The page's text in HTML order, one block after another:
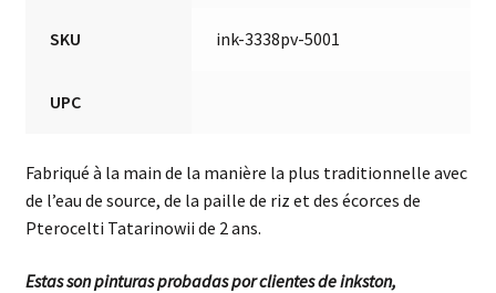
SKU ink-3338pv-5001
UPC
Fabriqué à la main de la manière la plus traditionnelle avec
de l’eau de source, de la paille de riz et des écorces de
Pterocelti Tatarinowii de 2 ans.
Estas son pinturas probadas por clientes de inkston,